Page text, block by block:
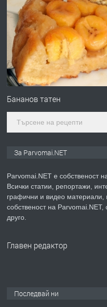
ПРЕДЛАГА Работа
ПРЕДЛАГА
Първи
ПРЕДЛАГА Уроци
Бананов татен
За Parvomai.NET
Parvomai.NET е
Всички статии, репортажи,
графични и видео материали,
собственост на
друго.
Главен редактор
Последвай ни